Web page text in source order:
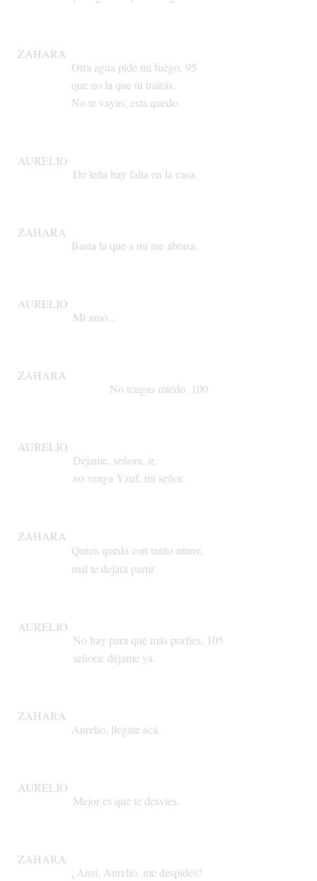
ZAHARA
Otra agua pide mi fuego, 95
que no laque tú trairás.
No te vayas; estáquedo.
AURELIO
De leña hay faltaen lacasa.
ZAHARA
Basta laque a mí me abrasa.
AURELIO
Mi amo...
ZAHARA
No tengas miedo. 100
AURELIO
Déjame, señora, ir,
no venga Yzuf, mi señor.
ZAHARA
Quien quedacon tanto amor,
mal te dejará partir.
AURELIO
No hay paraqué más porfíes, 105
señora: déjame ya.
ZAHARA
Aurelio, llégate acá.
AURELIO
Mejores que te desvíes.
ZAHARA
¿Ansí, Aurelio, me despides?